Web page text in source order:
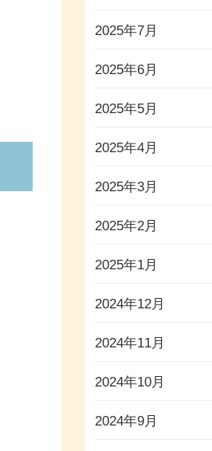
2025年7月
2025年6月
2025年5月
2025年4月
2025年3月
2025年2月
2025年1月
2024年12月
2024年11月
2024年10月
2024年9月